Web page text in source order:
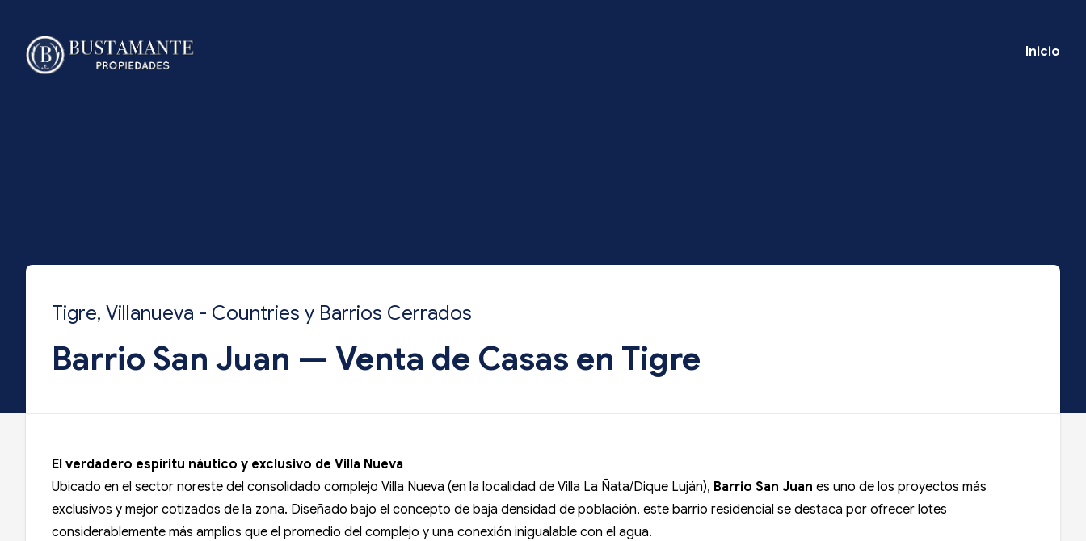
Inicio
Tigre, Villanueva - Countries y Barrios Cerrados
Barrio San Juan — Venta de Casas en Tigre
El verdadero espíritu náutico y exclusivo de Villa Nueva
Ubicado en el sector noreste del consolidado complejo Villa Nueva (en la localidad de Villa La Ñata/Dique Luján), Barrio San Juan es uno de los proyectos más
exclusivos y mejor cotizados de la zona. Diseñado bajo el concepto de baja densidad de población, este barrio residencial se destaca por ofrecer lotes
considerablemente más amplios que el promedio del complejo y una conexión inigualable con el agua.